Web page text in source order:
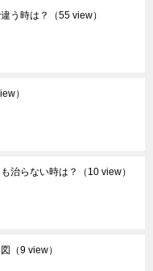
う時は？ （55 view）
）
治らない時は？ （10 view）
（9 view）